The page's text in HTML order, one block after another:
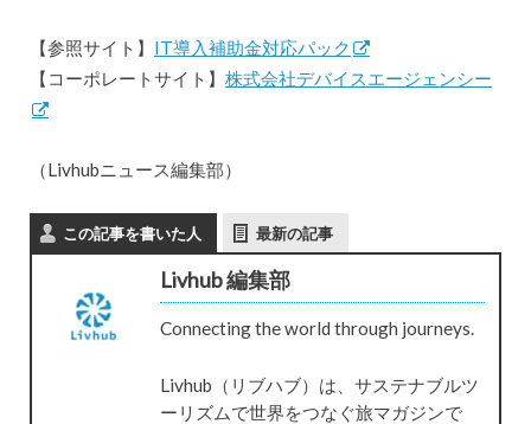
【参照サイト】 IT導入補助金対応パック
【コーポレートサイト】 株式会社デバイスエージェンシー
（Livhubニュース編集部）
この記事を書いた人 最新の記事
Livhub 編集部
Connecting the world through journeys.
Livhub（リブハブ）は、サステナブルツ
ーリズムで世界をつなぐ旅マガジンで